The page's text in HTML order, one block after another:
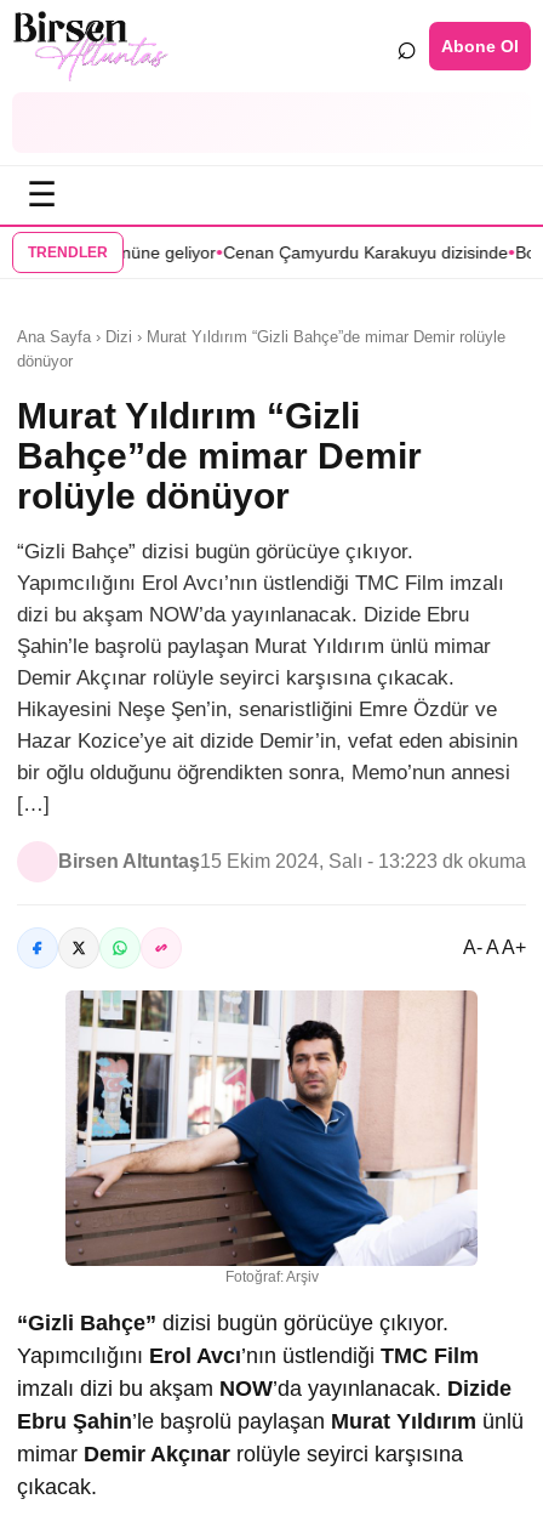
⌕ Abone Ol
☰
TRENDLER
•Cenan Çamyurdu Karakuyu dizisinde•Bomba transfer! Caner
Ana Sayfa › Dizi › Murat Yıldırım “Gizli Bahçe”de mimar Demir rolüyle
dönüyor
Murat Yıldırım “Gizli
Bahçe”de mimar Demir
rolüyle dönüyor
“Gizli Bahçe” dizisi bugün görücüye çıkıyor.
Yapımcılığını Erol Avcı’nın üstlendiği TMC Film imzalı
dizi bu akşam NOW’da yayınlanacak. Dizide Ebru
Şahin’le başrolü paylaşan Murat Yıldırım ünlü mimar
Demir Akçınar rolüyle seyirci karşısına çıkacak.
Hikayesini Neşe Şen’in, senaristliğini Emre Özdür ve
Hazar Kozice’ye ait dizide Demir’in, vefat eden abisinin
bir oğlu olduğunu öğrendikten sonra, Memo’nun annesi
[…]
Birsen Altuntaş15 Ekim 2024, Salı - 13:223 dk okuma
A- A A+
Fotoğraf: Arşiv
“Gizli Bahçe” dizisi bugün görücüye çıkıyor.
Yapımcılığını Erol Avcı’nın üstlendiği TMC Film
imzalı dizi bu akşam NOW’da yayınlanacak. Dizide
Ebru Şahin’le başrolü paylaşan Murat Yıldırım ünlü
mimar Demir Akçınar rolüyle seyirci karşısına
çıkacak.